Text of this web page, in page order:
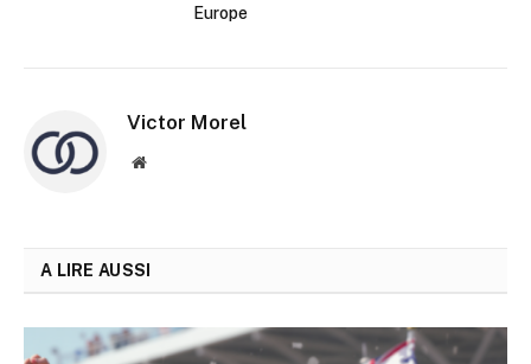
Europe
Victor Morel
Site
A LIRE AUSSI